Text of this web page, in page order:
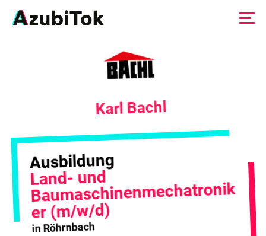
Karl Bachl
Ausbildung
Land- und
Baumaschinenmechatronik
er (m/w/d)
in Röhrnbach